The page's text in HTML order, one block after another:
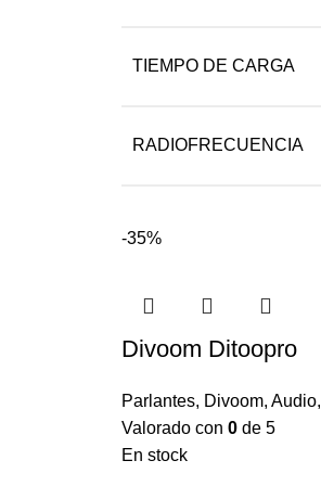
TIEMPO DE CARGA
RADIOFRECUENCIA
-35%
Divoom Ditoopro
Parlantes, Divoom, Audio,
Valorado con 0 de 5
En stock